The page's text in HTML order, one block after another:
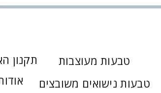
טבעות מעוצבות
טבעות נישואים משובצים
תקנון